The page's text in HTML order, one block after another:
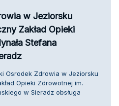
w Jeziorsku
Zakład Opieki
Stefana
Osrodek Zdrowia w Jeziorsku
Opieki Zdrowotnej im.
w Sieradz obsługa